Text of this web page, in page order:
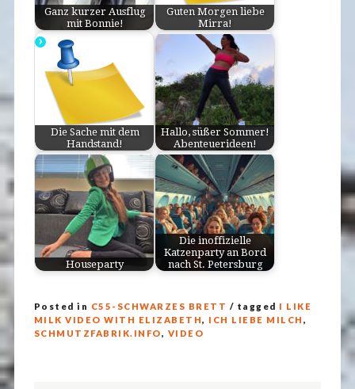
Ganz kurzer Ausflug
mit Bonnie!
Guten Morgen liebe
Mirra!
Die Sache mit dem
Handstand!
Hallo, süßer Sommer!
Abenteuerideen!
Houseparty
Die inoffizielle
Katzenparty an Bord
nach St. Petersburg
Posted in C55-SCHWARZES BRETT / tagged I LIKE
MILK VIDEO WITH ELIZABETH, ICH LIEBE MILCH ,
SCHMUTZFABRIK.INFO, VIDEO